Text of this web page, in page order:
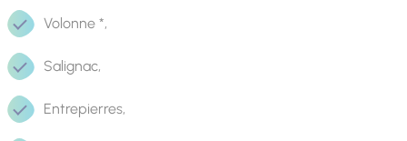
Volonne *,
Salignac,
Entrepierres,